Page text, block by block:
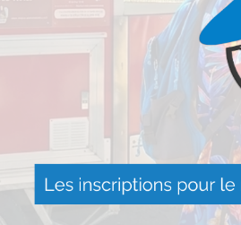
son permis de conduire.